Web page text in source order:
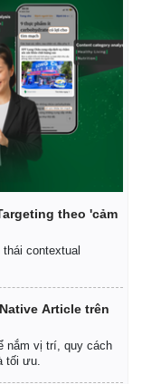
theo 'cảm
contextual
Article trên
nắm vị trí, quy cách
tối ưu.